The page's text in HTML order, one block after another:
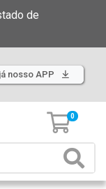
de
nosso APP
0